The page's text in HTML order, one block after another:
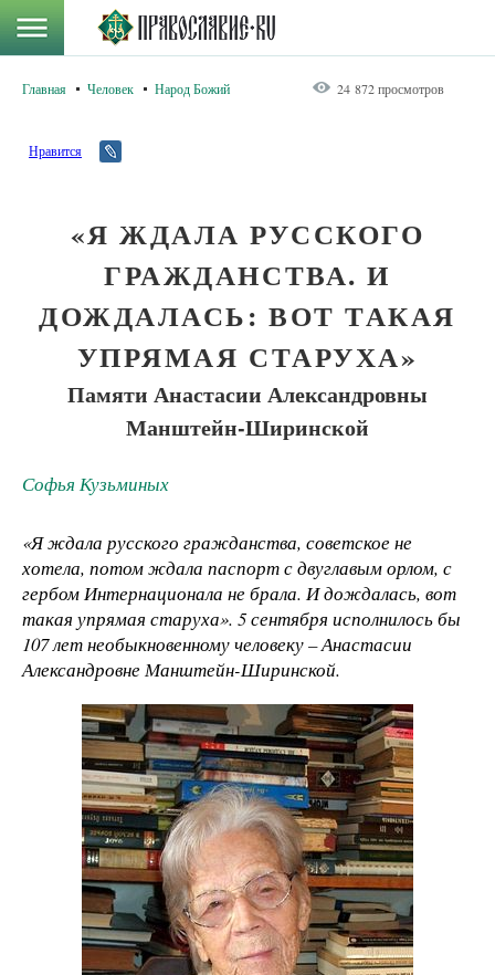
Главная Человек Народ Божий 24 872 просмотров
Нравится
«Я ЖДАЛА РУССКОГО
ГРАЖДАНСТВА. И
ДОЖДАЛАСЬ: ВОТ ТАКАЯ
УПРЯМАЯ СТАРУХА»
Памяти Анастасии Александровны
Манштейн-Ширинской
Софья Кузьминых
«Я ждала русского гражданства, советское не
хотела, потом ждала паспорт с двуглавым орлом, с
гербом Интернационала не брала. И дождалась, вот
такая упрямая старуха». 5 сентября исполнилось бы
107 лет необыкновенному человеку – Анастасии
Александровне Манштейн-Ширинской.